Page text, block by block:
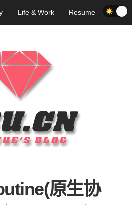
Life & Work Resume
原生协